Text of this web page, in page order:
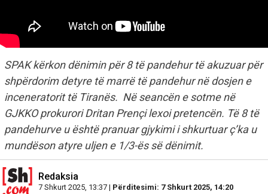
SPAK kërkon dënimin për 8 të pandehur të akuzuar për
shpërdorim detyre të marrë të pandehur në dosjen e
inceneratorit të Tiranës. Në seancën e sotme në
GJKKO prokurori Dritan Prençi lexoi pretencën. Të 8 të
pandehurve u është pranuar gjykimi i shkurtuar ç’ka u
mundëson atyre uljen e 1/3-ës së dënimit.
Redaksia
7 Shkurt 2025, 13:37 | Përditesimi: 7 Shkurt 2025, 14:20